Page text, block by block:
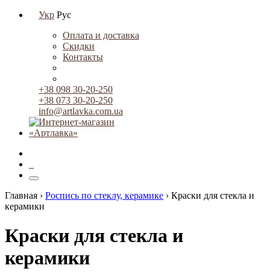
Укр Рус
Оплата и доставка
Скидки
Контакты
+38 098 30-20-250
+38 073 30-20-250
info@artlavka.com.ua
Главная › Роспись по стеклу, керамике › Краски для стекла и
керамики
Краски для стекла и
керамики